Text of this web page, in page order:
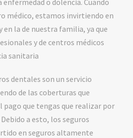
médico, estamos invirtiendo en
en la de nuestra familia, ya que
y de centros médicos
sanitaria.
dentales son un servicio
de las coberturas que
que tengas que realizar por
a esto, los seguros
en seguros altamente